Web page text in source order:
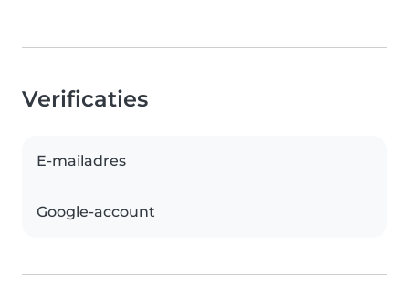
Verificaties
E-mailadres
Google-account